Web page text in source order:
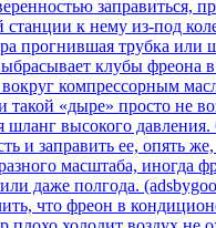
заправиться,
станции к нему из-под
прогнившая трубка или
клубы фреона
компрессорным
такой «дыре» просто не
шланг высокого
и заправить ее, опять
масштаба, иногда
даже полгода.
что фреон в